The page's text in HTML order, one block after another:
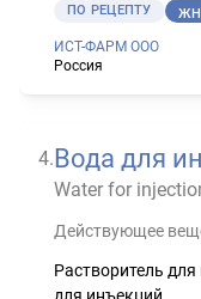
ПО РЕЦЕПТУ
ИСТ-ФАРМ ООО
Россия
4.Вода для
Water for
Действующее
Растворитель
для инъекций